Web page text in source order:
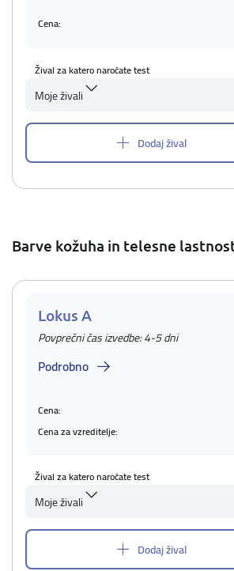
Cena:
Žival za katero naročate test
Moje živali
Dodaj žival
Barve kožuha in telesne
Lokus A
Povprečni čas izvedbe: 4-5 dni
Podrobno
Cena:
Cena za vzreditelje:
Žival za katero naročate test
Moje živali
Dodaj žival